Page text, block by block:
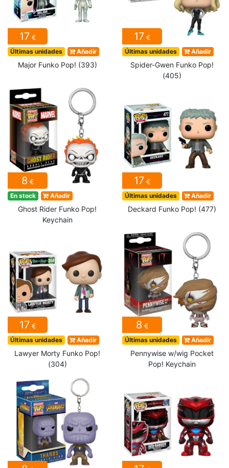
17 €
Últimas unidades Añadir
Major Funko Pop! (393)
17 €
Últimas unidades Añadir
Spider-Gwen Funko Pop!
(405)
8 €
En stock Añadir
Ghost Rider Funko Pop!
Keychain
17 €
Últimas unidades Añadir
Deckard Funko Pop! (477)
17 €
Últimas unidades Añadir
Lawyer Morty Funko Pop!
(304)
8 €
Últimas unidades Añadir
Pennywise w/wig Pocket
Pop! Keychain